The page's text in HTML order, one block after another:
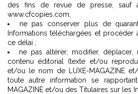
des fins de revue de presse, sauf
www.cfcopies.com;
ne pas conserver plus de
Informations téléchargées et procéder
ce délai ;
ne pas altérer, modifier,
contenu éditorial (texte et/ou
et/ou le nom de LUXE-MAGAZINE
toute autre information se
MAGAZINE et/ou des Titulaires sur les